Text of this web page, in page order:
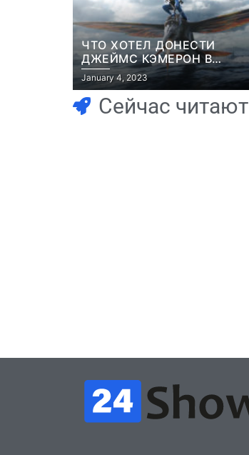
ЧТО ХОТЕЛ ДОНЕСТИ
ДЖЕЙМС КЭМЕРОН В
ФИЛЬМЕ “АВАТАР: ПУТЬ
ВОДЫ”
January 4, 2023
Сейчас читают